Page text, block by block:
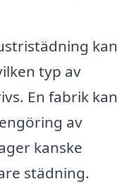
kan
typ av
En fabrik kan
av
kanske
städning.